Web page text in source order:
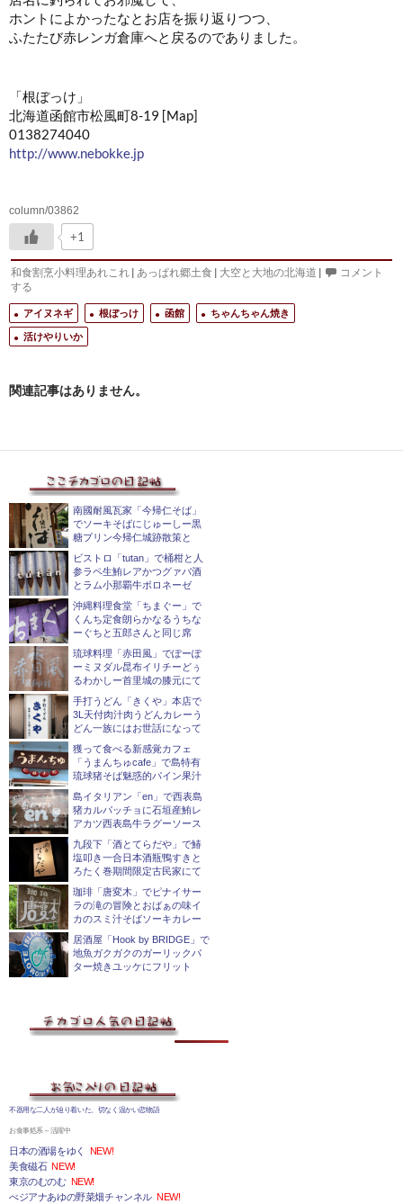
ホントによかったなとお店を振り返りつつ、
ふたたび赤レンガ倉庫へと戻るのでありました。
「根ぼっけ」
北海道函館市松風町8-19 [Map]
0138274040
http://www.nebokke.jp
column/03862
+1
和食割烹小料理あれこれ | あっぱれ郷土食 | 大空と大地の北海道 |
コメント
する
アイヌネギ 根ぼっけ 函館
ちゃんちゃん焼き
活けやりいか
関連記事はありません。
南國耐風瓦家「今帰仁そば」
でソーキそばにじゅーしー黒
糖プリン今帰仁城跡散策と
ビストロ「tutan」で桶柑と人
参ラペ生鮪レアかつグァバ酒
とラム小那覇牛ボロネーゼ
沖縄料理食堂「ちまぐー」で
くんち定食朗らかなるうちな
ーぐちと五郎さんと同じ席
琉球料理「赤田風」でぽーぽ
ーミヌダル昆布イリチーどぅ
るわかしー首里城の膝元にて
手打うどん「きくや」本店で
3L天付肉汁肉うどんカレーう
どん一族にはお世話になって
獲って食べる新感覚カフェ
「うまんちゅcafe」で島特有
琉球猪そば魅惑的パイン果汁
島イタリアン「en」で西表島
猪カルパッチョに石垣産鮪レ
アカツ西表島牛ラグーソース
九段下「酒とてらだや」で鰆
塩叩き一合日本酒瓶鴨すきと
ろたく巻期間限定古民家にて
珈琲「唐変木」でピナイサー
ラの滝の冒険とおばぁの味イ
カのスミ汁そばソーキカレー
居酒屋「Hook by BRIDGE」で
地魚ガクガクのガーリックバ
ター焼きユッケにフリット
不器用な二人が辿り着いた、切なく温かい恋物語
お食事処系～活躍中
日本の酒場をゆく
NEW!
美食磁石 NEW!
東京のむのむ NEW!
べジアナあゆの野菜畑チャンネル NEW!